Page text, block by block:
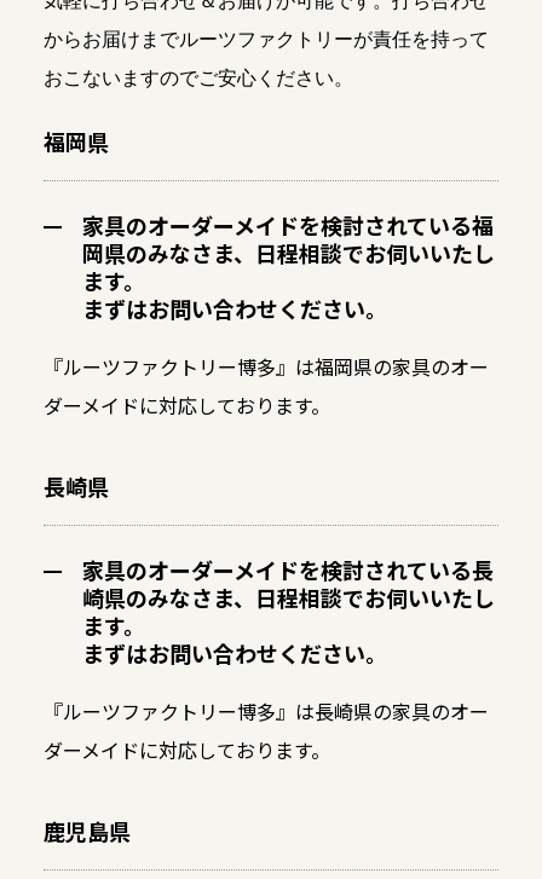
からお届けまでルーツファクトリーが責任を持って
おこないますのでご安心ください。
福岡県
家具のオーダーメイドを検討されている福
岡県のみなさま、日程相談でお伺いいたし
ます。
まずはお問い合わせください。
『ルーツファクトリー博多』は福岡県の家具のオー
ダーメイドに対応しております。
長崎県
家具のオーダーメイドを検討されている長
崎県のみなさま、日程相談でお伺いいたし
ます。
まずはお問い合わせください。
『ルーツファクトリー博多』は長崎県の家具のオー
ダーメイドに対応しております。
鹿児島県